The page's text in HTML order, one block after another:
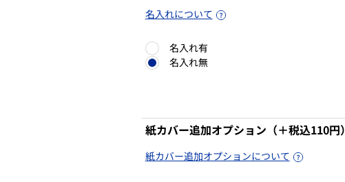
名入れについて
名入れ有
名入れ無
紙カバー追加オプション（＋税込110円）
紙カバー追加オプションについて